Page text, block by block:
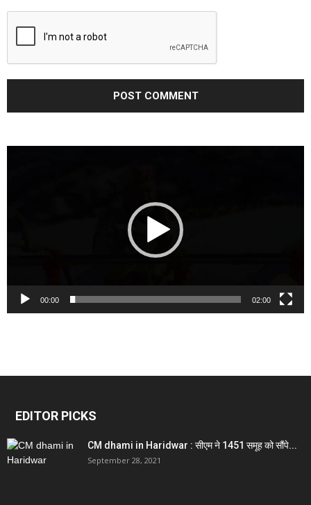
00:00 02:00
EDITOR PICKS
CM dhami in Haridwar : सीएम ने 1451 समूह को सौंपे...
September 28, 2021